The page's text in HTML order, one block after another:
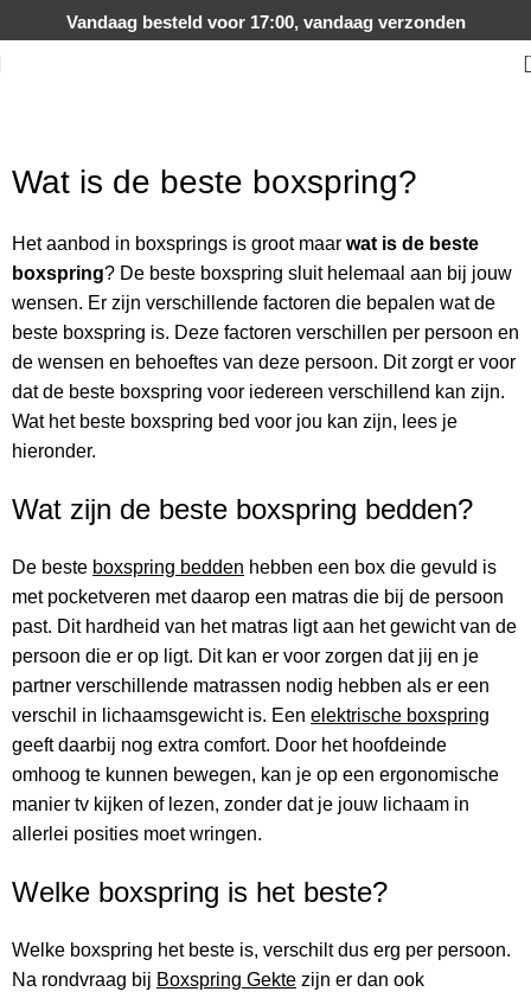
Vandaag besteld voor 17:00, vandaag verzonden
Wat is de beste boxspring?
Het aanbod in boxsprings is groot maar wat is de beste
boxspring? De beste boxspring sluit helemaal aan bij jouw
wensen. Er zijn verschillende factoren die bepalen wat de
beste boxspring is. Deze factoren verschillen per persoon en
de wensen en behoeftes van deze persoon. Dit zorgt er voor
dat de beste boxspring voor iedereen verschillend kan zijn.
Wat het beste boxspring bed voor jou kan zijn, lees je
hieronder.
Wat zijn de beste boxspring bedden?
De beste boxspring bedden hebben een box die gevuld is
met pocketveren met daarop een matras die bij de persoon
past. Dit hardheid van het matras ligt aan het gewicht van de
persoon die er op ligt. Dit kan er voor zorgen dat jij en je
partner verschillende matrassen nodig hebben als er een
verschil in lichaamsgewicht is. Een elektrische boxspring
geeft daarbij nog extra comfort. Door het hoofdeinde
omhoog te kunnen bewegen, kan je op een ergonomische
manier tv kijken of lezen, zonder dat je jouw lichaam in
allerlei posities moet wringen.
Welke boxspring is het beste?
Welke boxspring het beste is, verschilt dus erg per persoon.
Na rondvraag bij Boxspring Gekte zijn er dan ook